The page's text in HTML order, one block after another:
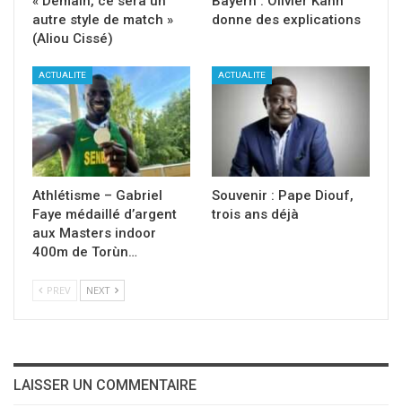
autre style de match »
(Aliou Cissé)
donne des explications
ACTUALITE
Athlétisme – Gabriel
Faye médaillé d’argent
aux Masters indoor
400m de Torùn…
ACTUALITE
Souvenir : Pape Diouf,
trois ans déjà
PREV NEXT
LAISSER UN COMMENTAIRE